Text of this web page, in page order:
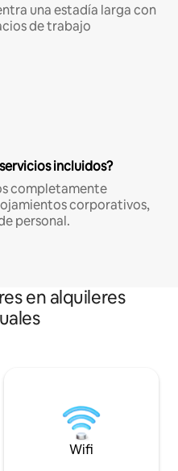
una estadía larga con
de trabajo
incluidos?
completamente
corporativos,
personal.
en alquileres
Wifi